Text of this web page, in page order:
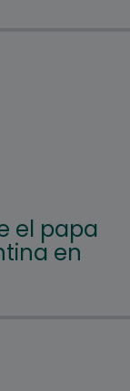
el papa
en